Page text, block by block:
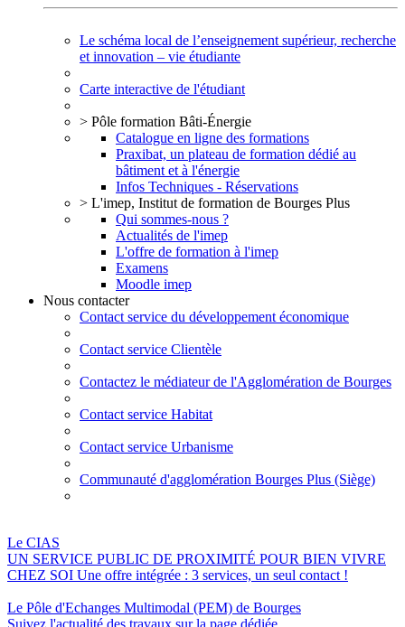
Le schéma local de l’enseignement supérieur, recherche
et innovation – vie étudiante
Carte interactive de l'étudiant
> Pôle formation Bâti-Énergie
Catalogue en ligne des formations
Praxibat, un plateau de formation dédié au
bâtiment et à l'énergie
Infos Techniques - Réservations
> L'imep, Institut de formation de Bourges Plus
Qui sommes-nous ?
Actualités de l'imep
L'offre de formation à l'imep
Examens
Moodle imep
Nous contacter
Contact service du développement économique
Contact service Clientèle
Contactez le médiateur de l'Agglomération de Bourges
Contact service Habitat
Contact service Urbanisme
Communauté d'agglomération Bourges Plus (Siège)
Le CIAS
UN SERVICE PUBLIC DE PROXIMITÉ POUR BIEN VIVRE
CHEZ SOI Une offre intégrée : 3 services, un seul contact !
Le Pôle d'Echanges Multimodal (PEM) de Bourges
Suivez l'actualité des travaux sur la page dédiée